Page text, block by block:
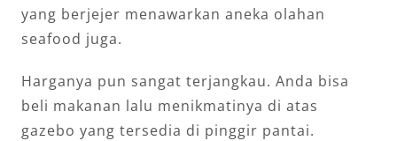
yang berjejer menawarkan aneka olahan
seafood juga.
Harganya pun sangat terjangkau. Anda bisa
beli makanan lalu menikmatinya di atas
gazebo yang tersedia di pinggir pantai.